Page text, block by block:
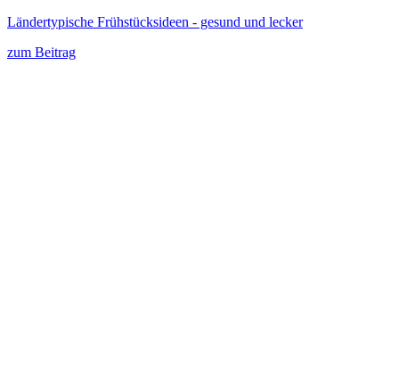
Ländertypische Frühstücksideen - gesund und lecker
zum Beitrag